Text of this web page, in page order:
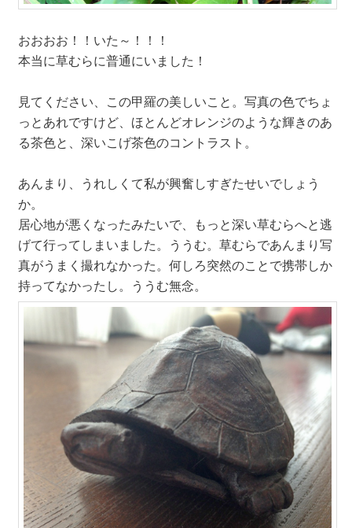
おおおお！！いた～！！！
本当に草むらに普通にいました！
見てください、この甲羅の美しいこと。写真の色でちょ
っとあれですけど、ほとんどオレンジのような輝きのあ
る茶色と、深いこげ茶色のコントラスト。
あんまり、うれしくて私が興奮しすぎたせいでしょう
か。
居心地が悪くなったみたいで、もっと深い草むらへと逃
げて行ってしまいました。ううむ。草むらであんまり写
真がうまく撮れなかった。何しろ突然のことで携帯しか
持ってなかったし。ううむ無念。